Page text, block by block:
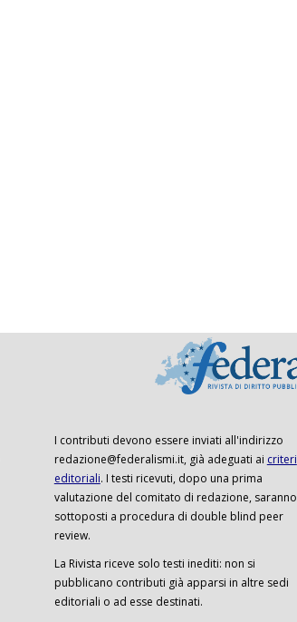
I contributi devono essere inviati all'indirizzo
redazione@federalismi.it, già adeguati ai criteri
editoriali. I testi ricevuti, dopo una prima
valutazione del comitato di redazione, saranno
sottoposti a procedura di double blind peer
review.
La Rivista riceve solo testi inediti: non si
pubblicano contributi già apparsi in altre sedi
editoriali o ad esse destinati.